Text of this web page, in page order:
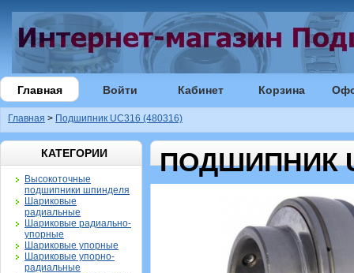
Главная Войти Кабинет Корзина
Главная > Подшипник UC316 (480316)
КАТЕГОРИИ
Высокоточные
подшипники шпинделя
Шариковые
радиальные
Шариковые радиально-
упорные
Шариковые упорные
Шариковые упорно-
радиальные
ПОДШИПНИК